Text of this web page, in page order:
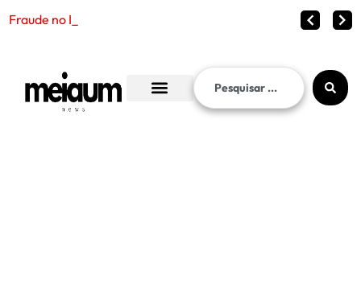
Fraude no INSS chega ao entorno do p